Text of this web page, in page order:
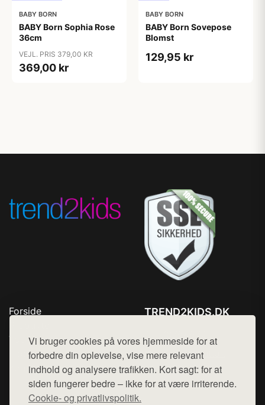
Vi bruger cookies på vores hjemmeside for at
forbedre din oplevelse, vise mere relevant
indhold og analysere trafikken. Kort sagt: for at
siden fungerer bedre – ikke for at være irriterende.
Cookie- og privatlivspolitik.
BABY BORN
BABY Born Sophia Rose
36cm
VEJL. PRIS 379,00 KR
369,00 kr
BABY BORN
BABY Born Sovepose
Blomst
129,95 kr
Forside
Top Rabatter
Blog
Kontakt
TREND2KIDS.DK
Mail: hej@want.dk
Cookie- og privatlivspolitik